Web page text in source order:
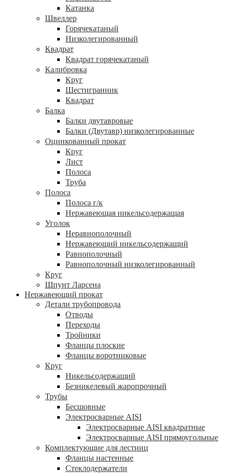
Катанка
Швеллер
Горячекатаный
Низколегированный
Квадрат
Квадрат горячекатаный
Калибровка
Круг
Шестигранник
Квадрат
Балка
Балки двутавровые
Балки (Двутавр) низколегированные
Оцинкованный прокат
Круг
Лист
Полоса
Труба
Полоса
Полоса г/к
Нержавеющая никельсодержащая
Уголок
Неравнополочный
Нержавеющий никельсодержащий
Равнополочный
Равнополочный низколегированный
Круг
Шпунт Ларсена
Нержавеющий прокат
Детали трубопровода
Отводы
Переходы
Тройники
Фланцы плоские
Фланцы воротниковые
Круг
Никельсодержащий
Безникелевый жаропрочный
Трубы
Бесшовные
Электросварные AISI
Электросварные AISI квадратные
Электросварные AISI прямоугольные
Комплектующие для лестниц
Фланцы настенные
Стеклодержатели